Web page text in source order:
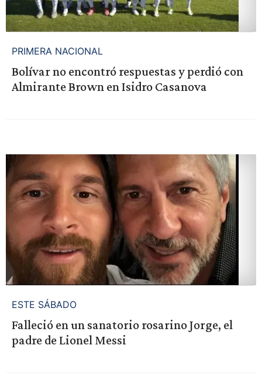
PRIMERA NACIONAL
Bolívar no encontró respuestas y perdió con
Almirante Brown en Isidro Casanova
ESTE SÁBADO
Falleció en un sanatorio rosarino Jorge, el
padre de Lionel Messi